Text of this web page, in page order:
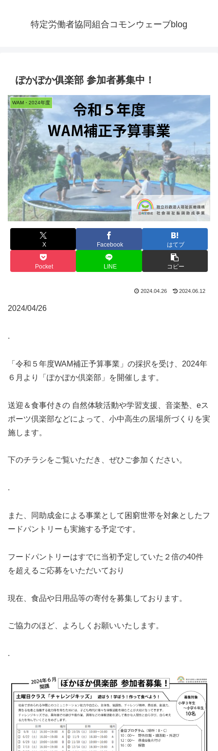
特定労働者協同組合コモンウェーブblog
ぽかぽか俱楽部 参加者募集中！
WAM・2024年度
X Facebook はてブ
Pocket LINE コピー
2024.04.26 2024.06.12
2024/04/26
.
「令和５年度WAM補正予算事業」の採択を受け、2024年
６月より「ぽかぽか倶楽部」を開催します。
送迎＆食事付きの 自然体験活動や学習支援、音楽塾、eス
ポーツ倶楽部などによって、小中高生の居場所づくりを実
施します。
下のチラシをご覧いただき、ぜひご参加ください。
.
また、同助成金による事業として困窮世帯を対象としたフ
ードパントリーも実施する予定です。
フードパントリーはすでに当初予定していた２倍の40件
を超えるご応募をいただいており
現在、食品や日用品等の寄付を募集しております。
ご協力のほど、よろしくお願いいたします。
.